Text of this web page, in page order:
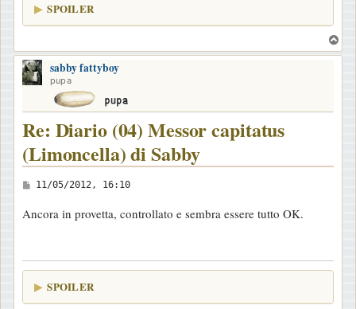
SPOILER
o
sabby fattyboy
pupa
Re: Diario (04) Messor capitatus
(Limoncella) di Sabby
M
s
a
g
11/05/2012, 16:10
Ancora in provetta, controllato e sembra essere tutto OK.
SPOILER